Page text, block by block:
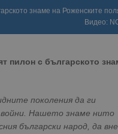
знаме на Роженските
Видео:
пилон с българското
поколения да ги
Нашето знаме нито
български народ, да